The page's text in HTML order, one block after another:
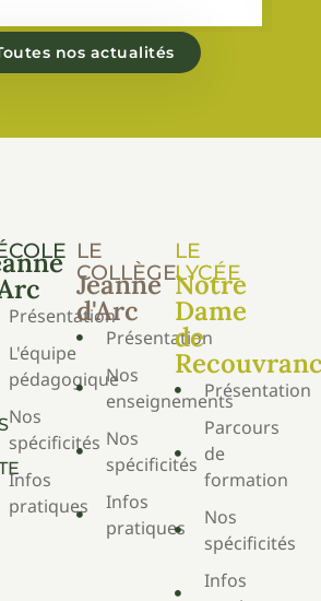
nos actualités
Présentation
L'équipe
pédagogique
Nos
spécificités
Infos
pratiques
LE
COLLÈGE
Jeanne
d'Arc
Présentation
Nos
enseignements
Nos
spécificités
Infos
pratiques
LE
LYCÉE
Notre
Dame
de
Présentation
Parcours
de
formation
Nos
spécificités
Infos